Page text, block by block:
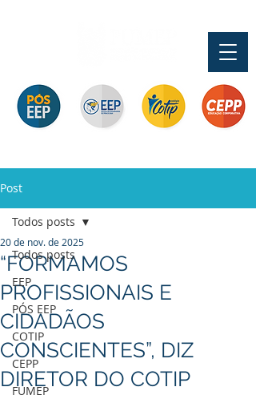
Post
Todos posts
EEP
PÓS EEP
COTIP
CEPP
FUMEP
Todos posts
“FORMAMOS
PROFISSIONAIS E
CIDADÃOS
CONSCIENTES”, DIZ
DIRETOR DO COTIP
20 de nov. de 2025